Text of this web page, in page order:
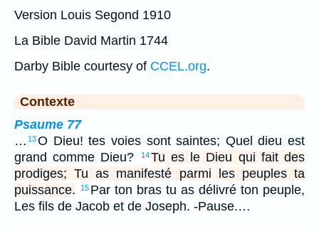
Version Louis Segond 1910
La Bible David Martin 1744
Darby Bible courtesy of CCEL.org.
Contexte
Psaume 77
… 13O Dieu! tes voies sont saintes; Quel dieu est
grand comme Dieu?
14Tu es le Dieu qui fait des
prodiges; Tu as manifesté parmi les peuples ta
puissance.
15 Par ton bras tu as délivré ton peuple,
Les fils de Jacob et de Joseph. -Pause.…